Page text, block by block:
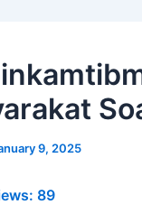
9, 2025
89